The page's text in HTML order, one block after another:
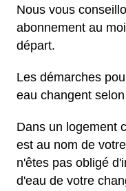
Nous vous
abonnement au
départ.
Les démarches
eau changent
Dans un logement
est au nom de
n'êtes pas obligé
d'eau de votre